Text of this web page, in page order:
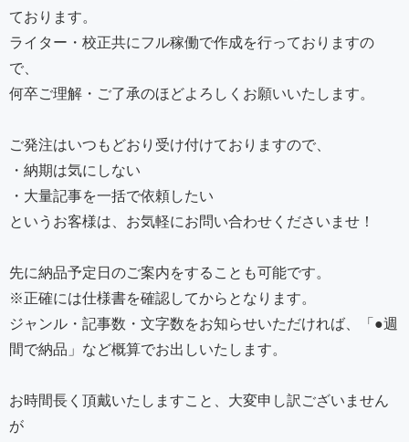
ております。
ライター・校正共にフル稼働で作成を行っておりますの
で、
何卒ご理解・ご了承のほどよろしくお願いいたします。
ご発注はいつもどおり受け付けておりますので、
・納期は気にしない
・大量記事を一括で依頼したい
というお客様は、お気軽にお問い合わせくださいませ！
先に納品予定日のご案内をすることも可能です。
※正確には仕様書を確認してからとなります。
ジャンル・記事数・文字数をお知らせいただければ、「●週
間で納品」など概算でお出しいたします。
お時間長く頂戴いたしますこと、大変申し訳ございません
が